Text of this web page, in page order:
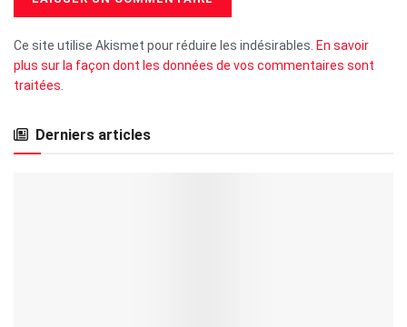
Ce site utilise Akismet pour réduire les indésirables. En savoir
plus sur la façon dont les données de vos commentaires sont
traitées.
Derniers articles